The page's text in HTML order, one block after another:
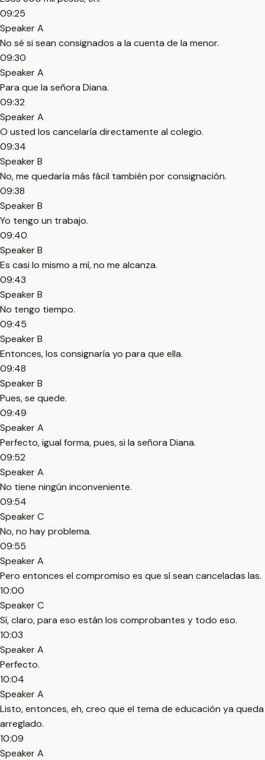
09:25
Speaker A
No sé si sean consignados a la cuenta de la menor.
09:30
Speaker A
Para que la señora Diana.
09:32
Speaker A
O usted los cancelaría directamente al colegio.
09:34
Speaker B
No, me quedaría más fácil también por consignación.
09:38
Speaker B
Yo tengo un trabajo.
09:40
Speaker B
Es casi lo mismo a mí, no me alcanza.
09:43
Speaker B
No tengo tiempo.
09:45
Speaker B
Entonces, los consignaría yo para que ella.
09:48
Speaker B
Pues, se quede.
09:49
Speaker A
Perfecto, igual forma, pues, si la señora Diana.
09:52
Speaker A
No tiene ningún inconveniente.
09:54
Speaker C
No, no hay problema.
09:55
Speaker A
Pero entonces el compromiso es que sí sean canceladas las.
10:00
Speaker C
Sí, claro, para eso están los comprobantes y todo eso.
10:03
Speaker A
Perfecto.
10:04
Speaker A
Listo, entonces, eh, creo que el tema de educación ya queda
arreglado.
10:09
Speaker A